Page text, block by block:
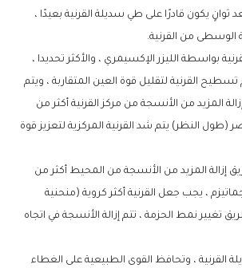
ثوانٍ يكون قادرًا على طي سديلة القرنية بعيدًا ،
من القرنية.
بواسطة الليزر الإكسيمري ، والأكثر تحديدا ،
القرنية لتقليل قوة العين المتقاربة ، ويتم
المزيد من الأنسجة من مركز القرنية أكثر من
(طول النظر) يتم شد القرنية المركزية لتعزيز قوة
إزالة المزيد من الأنسجة من المحيط أكثر من
، يجب جعل القرنية أكثر كروية (منحنية
نمط الحزمة ، تتم إزالة الأنسجة في اتجاه
القرنية ، وتحافظ القوى الطبيعية على الغطاء